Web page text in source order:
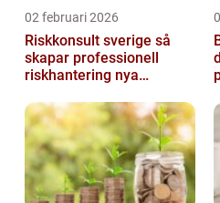
02 februari 2026
Riskkonsult sverige så
skapar professionell
riskhantering nya